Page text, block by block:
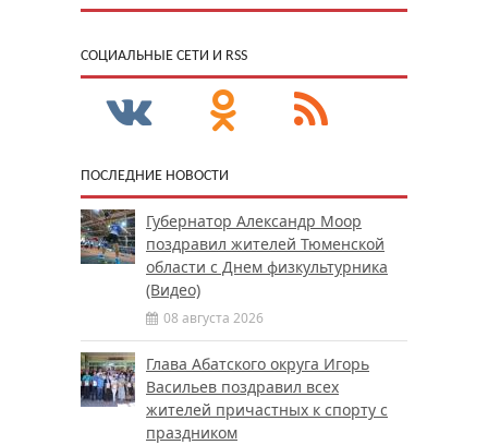
CОЦИАЛЬНЫЕ СЕТИ И RSS
ПОСЛЕДНИЕ НОВОСТИ
Губернатор Александр Моор
поздравил жителей Тюменской
области с Днем физкультурника
(Видео)
08 августа 2026
Глава Абатского округа Игорь
Васильев поздравил всех
жителей причастных к спорту с
праздником